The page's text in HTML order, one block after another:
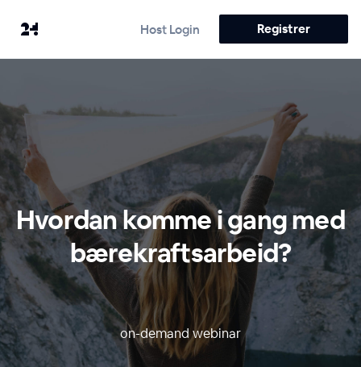
Host Login Registrer
Hvordan komme i gang med
bærekraftsarbeid?
on-demand webinar